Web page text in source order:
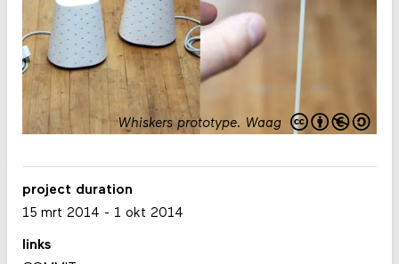
Whiskers prototype. Waag
project duration
15 mrt 2014 - 1 okt 2014
links